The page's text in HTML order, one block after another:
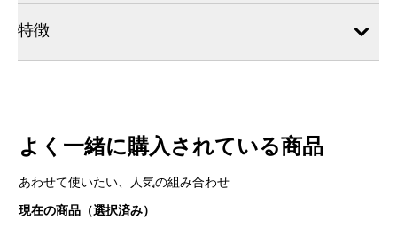
特徴
よく一緒に購入されている商品
あわせて使いたい、人気の組み合わせ
現在の商品（選択済み）